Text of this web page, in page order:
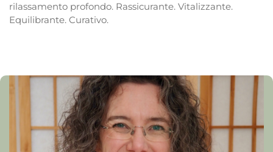
rilassamento profondo. Rassicurante. Vitalizzante.
Equilibrante. Curativo.